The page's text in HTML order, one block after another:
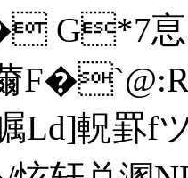
G*7恴
軦罫fツ